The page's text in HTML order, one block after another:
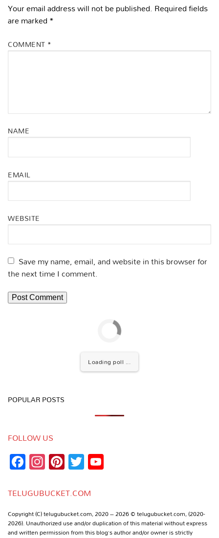
Your email address will not be published. Required fields
are marked*
COMMENT *
NAME
EMAIL
WEBSITE
Save my name, email, and website in this browser for
the next time I comment.
Loading poll ...
POPULAR POSTS
FOLLOW US
Facebook
Instagram
Pinterest
Twitter
TELUGUBUCKET.COM
Copyright (C) telugubucket.com, 2020 – 2026 © telugubucket.com, (2020-
2026). Unauthorized use and/or duplication of this material without express
and written permission from this blog’s author and/or owner is strictly